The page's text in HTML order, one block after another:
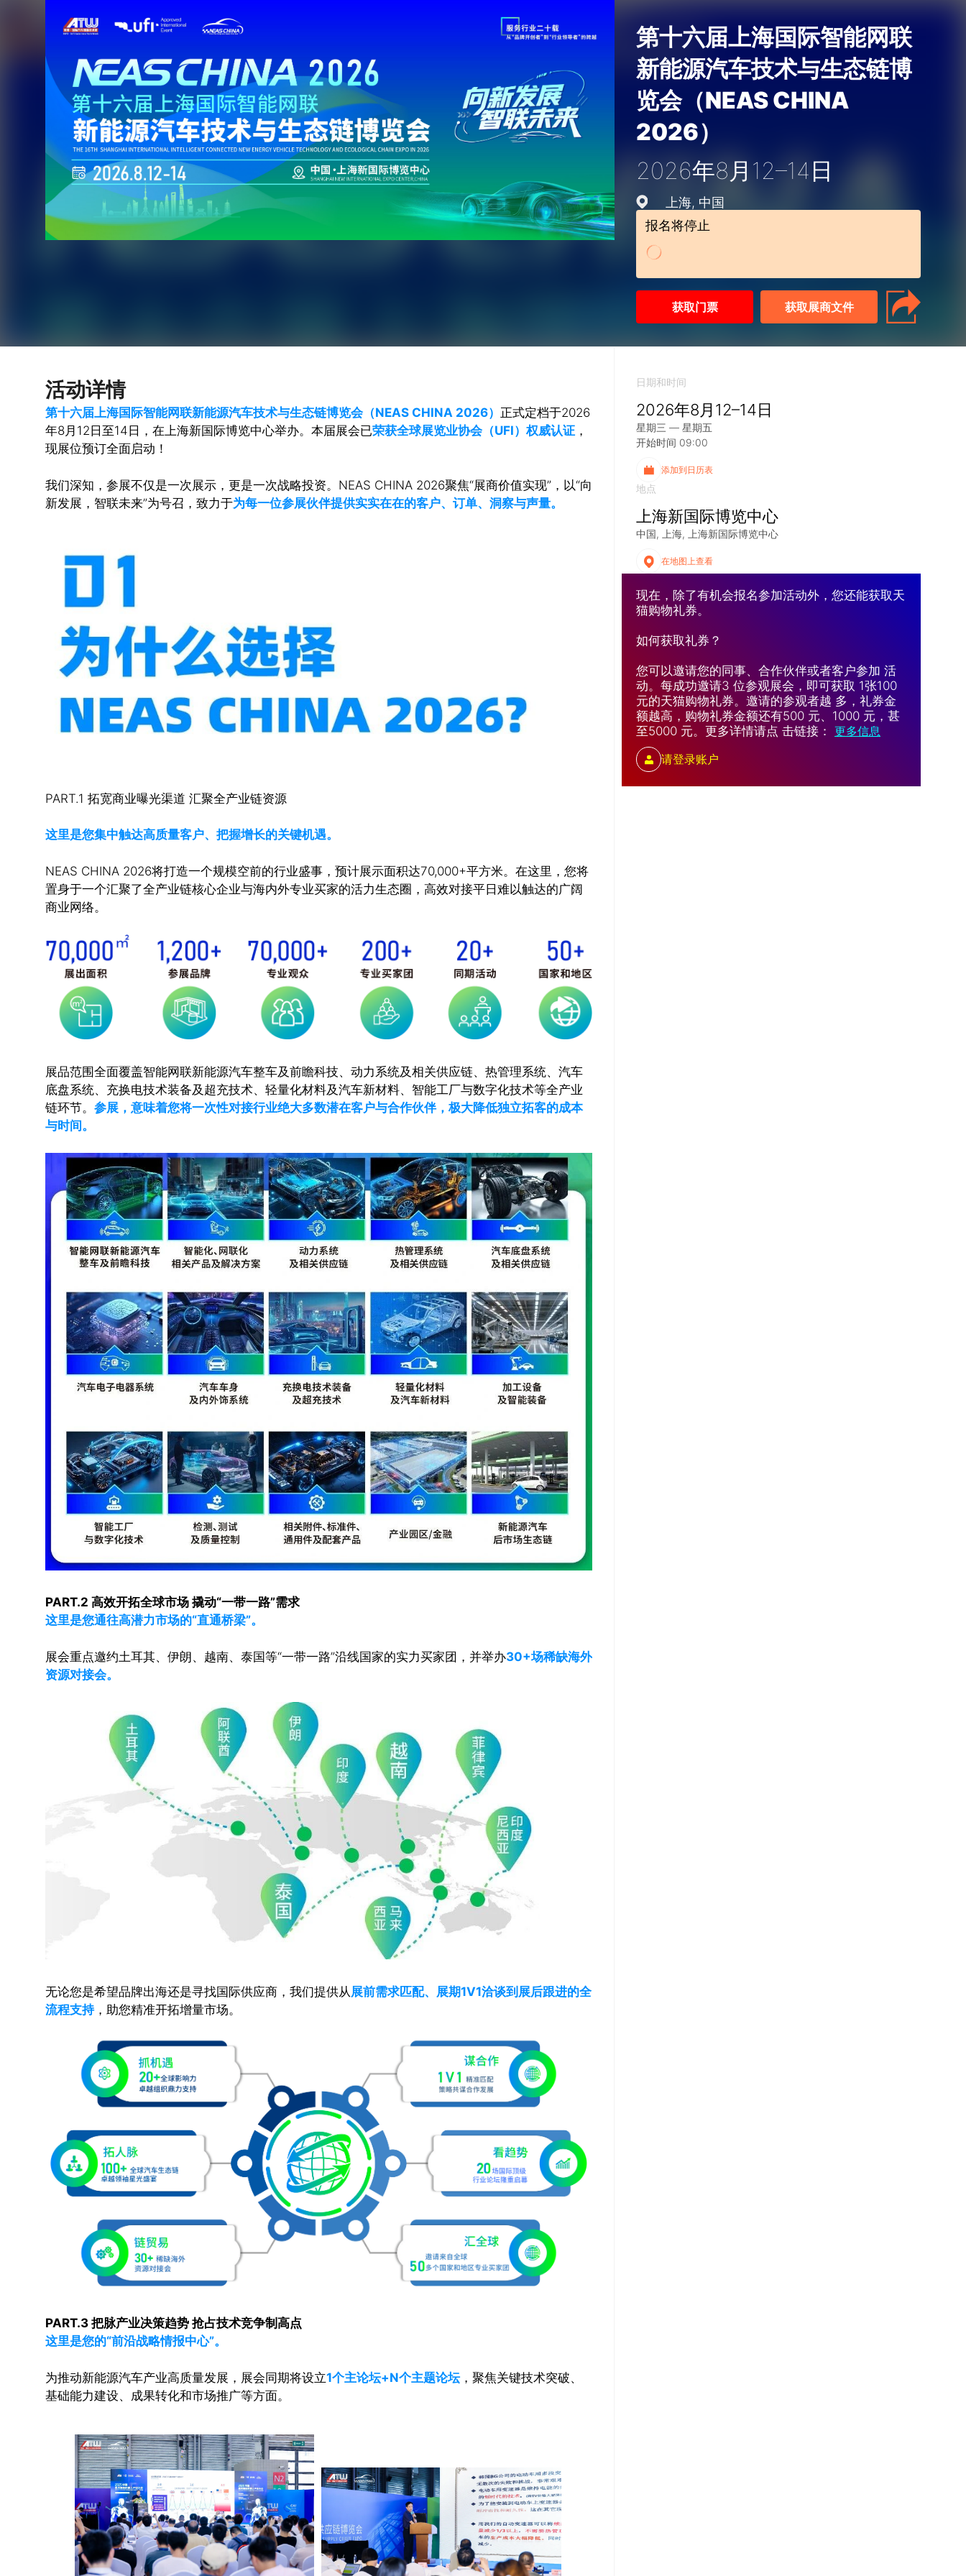
第十六届上海国际智能网联
新能源汽车技术与生态链博
览会（NEAS CHINA
2026）
2026年8月12–14日
上海 中国
报名将停止
获取门票 获取展商文件
活动详情
第十六届上海国际智能网联新能源汽车技术与生态链博览会（NEAS CHINA 2026） 正式定档于2026
年8月12日至14日，在上海新国际博览中心举办。本届展会已荣获全球展览业协会（UFI）权威认证 ，
现展位预订全面启动！
我们深知，参展不仅是一次展示，更是一次战略投资。NEAS CHINA 2026聚焦“展商价值实现”，以“向
新发展，智联未来”为号召，致力于为每一位参展伙伴提供实实在在的客户、订单、洞察与声量。
PART.1 拓宽商业曝光渠道 汇聚全产业链资源
这里是您集中触达高质量客户、把握增长的关键机遇。
NEAS CHINA 2026将打造一个规模空前的行业盛事，预计展示面积达70,000+平方米。在这里，您将
置身于一个汇聚了全产业链核心企业与海内外专业买家的活力生态圈，高效对接平日难以触达的广阔
商业网络。
展品范围全面覆盖智能网联新能源汽车整车及前瞻科技、动力系统及相关供应链、热管理系统、汽车
底盘系统、充换电技术装备及超充技术、轻量化材料及汽车新材料、智能工厂与数字化技术等全产业
链环节。 参展，意味着您将一次性对接行业绝大多数潜在客户与合作伙伴，极大降低独立拓客的成本
与时间。
PART.2 高效开拓全球市场 撬动“一带一路”需求
这里是您通往高潜力市场的“直通桥梁”。
展会重点邀约土耳其、伊朗、越南、泰国等“一带一路”沿线国家的实力买家团，并举办30+场稀缺海外
资源对接会。
无论您是希望品牌出海还是寻找国际供应商，我们提供从 展前需求匹配、展期1V1洽谈到展后跟进的全
流程支持，助您精准开拓增量市场。
PART.3 把脉产业决策趋势 抢占技术竞争制高点
这里是您的“前沿战略情报中心”。
为推动新能源汽车产业高质量发展，展会同期将设立1个主论坛+N个主题论坛，聚焦关键技术突破、
基础能力建设、成果转化和市场推广等方面。
日期和时间
2026年8月12–14日
星期三 — 星期五
开始时间 09:00
添加到日历表
地点
上海新国际博览中心
中国 上海 上海新国际博览中心
在地图上查看
现在，除了有机会报名参加活动外，您还能获取天
猫购物礼券。
如何获取礼券？
您可以邀请您的同事、合作伙伴或者客户参加 活
动。每成功邀请3 位参观展会，即可获取 1张100
元的天猫购物礼券。邀请的参观者越 多，礼券金
额越高，购物礼券金额还有500 元、1000 元，甚
至5000 元。更多详情请点 击链接： 更多信息
请登录账户